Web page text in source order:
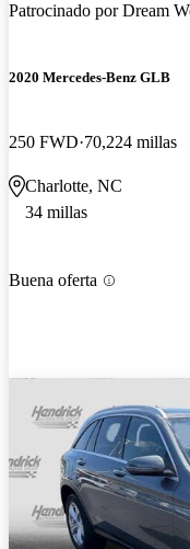
Patrocinado porDream
2020 Mercedes-Benz GLB
250 FWD 70,224 millas
Charlotte, NC
34 millas
Buena oferta